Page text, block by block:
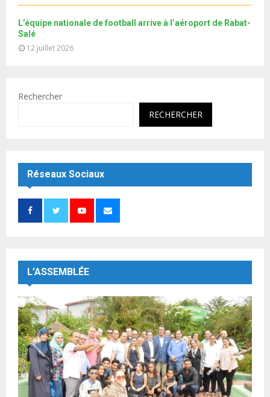
L’équipe nationale de football arrive à l’aéroport de Rabat-
Salé
12 juillet 2026
Rechercher
RECHERCHER
Réseaux Sociaux
L’ASSEMBLÉE